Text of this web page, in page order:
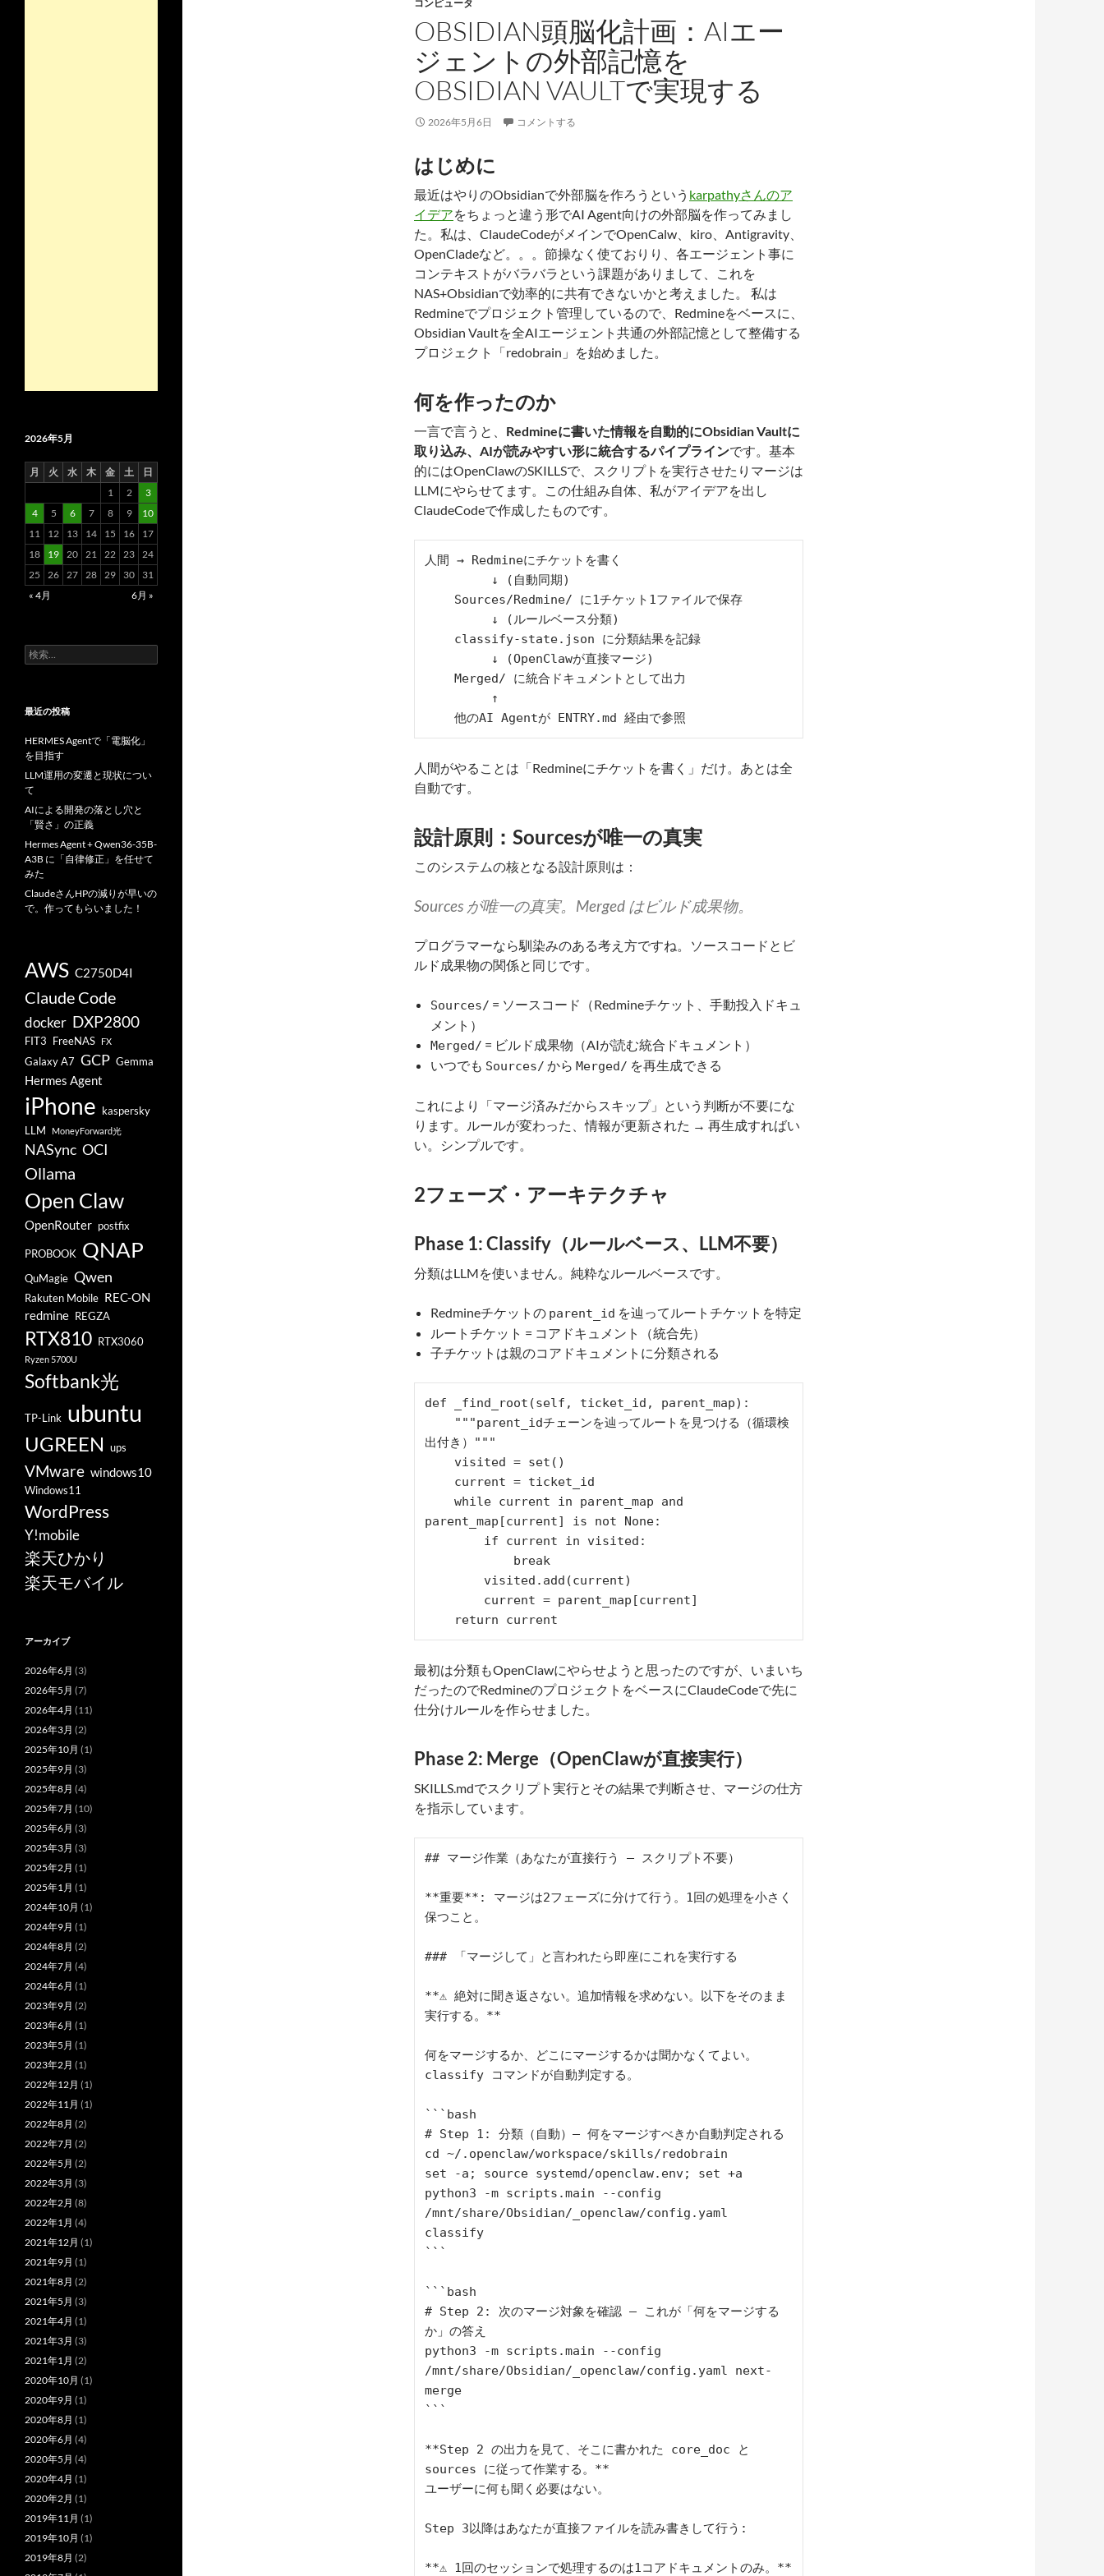
コンピュータ
OBSIDIAN頭脳化計画：AIエー
ジェントの外部記憶を
OBSIDIAN VAULTで実現する
2026年5月6日 コメントする
はじめに
最近はやりのObsidianで外部脳を作ろうという karpathyさんのア
イデアをちょっと違う形でAI Agent向けの外部脳を作ってみまし
た。私は、ClaudeCodeがメインでOpenCalw、kiro、Antigravity、
OpenCladeなど。。。節操なく使ておりり、各エージェント事に
コンテキストがバラバラという課題がありまして、これを
NAS+Obsidianで効率的に共有できないかと考えました。 私は
Redmineでプロジェクト管理しているので、Redmineをベースに、
Obsidian Vaultを全AIエージェント共通の外部記憶として整備する
プロジェクト「redobrain」を始めました。
何を作ったのか
一言で言うと、 Redmineに書いた情報を自動的にObsidian Vaultに
取り込み、AIが読みやすい形に統合するパイプラインです。基本
的にはOpenClawのSKILLSで、スクリプトを実行させたりマージは
LLMにやらせてます。この仕組み自体、私がアイデアを出し
ClaudeCodeで作成したものです。
人間 → Redmineにチケットを書く
人間がやることは「Redmineにチケットを書く」だけ。あとは全
自動です。
設計原則：Sourcesが唯一の真実
このシステムの核となる設計原則は：
Sources が唯一の真実。Merged はビルド成果物。
プログラマーなら馴染みのある考え方ですね。ソースコードとビ
ルド成果物の関係と同じです。
Sources/ = ソースコード（Redmineチケット、手動投入ドキュ
メント）
Merged/ = ビルド成果物（AIが読む統合ドキュメント）
いつでも Sources/ から Merged/ を再生成できる
これにより「マージ済みだからスキップ」という判断が不要にな
ります。ルールが変わった、情報が更新された → 再生成すればい
い。シンプルです。
2フェーズ・アーキテクチャ
Phase 1: Classify（ルールベース、LLM不要）
分類はLLMを使いません。純粋なルールベースです。
Redmineチケットの parent_id を辿ってルートチケットを特定
ルートチケット = コアドキュメント（統合先）
子チケットは親のコアドキュメントに分類される
def _find_root(self, ticket_id, parent_map):
出付き）"""
parent_map[current] is not None:
最初は分類もOpenClawにやらせようと思ったのですが、いまいち
だったのでRedmineのプロジェクトをベースにClaudeCodeで先に
仕分けルールを作らせました。
Phase 2: Merge（OpenClawが直接実行）
SKILLS.mdでスクリプト実行とその結果で判断させ、マージの仕方
を指示しています。
## マージ作業（あなたが直接行う — スクリプト不要）
**重要**: マージは2フェーズに分けて行う。1回の処理を小さく
保つこと。
### 「マージして」と言われたら即座にこれを実行する
**⚠️ 絶対に聞き返さない。追加情報を求めない。以下をそのまま
実行する。**
何をマージするか、どこにマージするかは聞かなくてよい。
classify コマンドが自動判定する。
```bash
# Step 1: 分類（自動）— 何をマージすべきか自動判定される
cd ~/.openclaw/workspace/skills/redobrain
set -a; source systemd/openclaw.env; set +a
python3 -m scripts.main --config
/mnt/share/Obsidian/_openclaw/config.yaml
classify
```
```bash
# Step 2: 次のマージ対象を確認 — これが「何をマージする
か」の答え
python3 -m scripts.main --config
/mnt/share/Obsidian/_openclaw/config.yaml next-
merge
```
**Step 2 の出力を見て、そこに書かれた core_doc と
sources に従って作業する。**
ユーザーに何も聞く必要はない。
Step 3以降はあなたが直接ファイルを読み書きして行う:
**⚠️ 1回のセッションで処理するのは1コアドキュメントのみ。**
2026年5月
月 火 水 木 金 土
日
1
2
3
4
5 6 7 8 9
10
11
12 13 14 15 16
17
18
19 20 21 22 23 24
25
26 27 28 29 30
31
« 4月
6月 »
検
索:
最近の投稿
HERMES Agentで「電脳化」
を目指す
LLM運用の変遷と現状につい
て
AIによる開発の落とし穴と
「賢さ」の正義
Hermes Agent + Qwen36-35B-
A3B に「自律修正」を任せて
みた
ClaudeさんHPの減りが早いの
で。作ってもらいました！
AWS C2750D4I
Claude Code
docker DXP2800
FIT3 FreeNAS FX
Galaxy A7 GCP Gemma
Hermes Agent
iPhone kaspersky
LLM
MoneyForward光
NASync OCI
Ollama
Open Claw
OpenRouter postfix
PROBOOK QNAP
QuMagie Qwen
Rakuten Mobile REC-ON
redmine REGZA
RTX810 RTX3060
Ryzen 5700U
Softbank光
TP-Link ubuntu
UGREEN ups
VMware windows10
Windows11
WordPress
Y!mobile
楽天ひかり
楽天モバイル
アーカイブ
2026年6月 (3)
2026年5月 (7)
2026年4月 (11)
2026年3月 (2)
2025年10月 (1)
2025年9月 (3)
2025年8月 (4)
2025年7月 (10)
2025年6月 (3)
2025年3月 (3)
2025年2月 (1)
2025年1月 (1)
2024年10月 (1)
2024年9月 (1)
2024年8月 (2)
2024年7月 (4)
2024年6月 (1)
2023年9月 (2)
2023年6月 (1)
2023年5月 (1)
2023年2月 (1)
2022年12月 (1)
2022年11月 (1)
2022年8月 (2)
2022年7月 (2)
2022年5月 (2)
2022年3月 (3)
2022年2月 (8)
2022年1月 (4)
2021年12月 (1)
2021年9月 (1)
2021年8月 (2)
2021年5月 (3)
2021年4月 (1)
2021年3月 (3)
2021年1月 (2)
2020年10月 (1)
2020年9月 (1)
2020年8月 (1)
2020年6月 (4)
2020年5月 (4)
2020年4月 (1)
2020年2月 (1)
2019年11月 (1)
2019年10月 (1)
2019年8月 (2)